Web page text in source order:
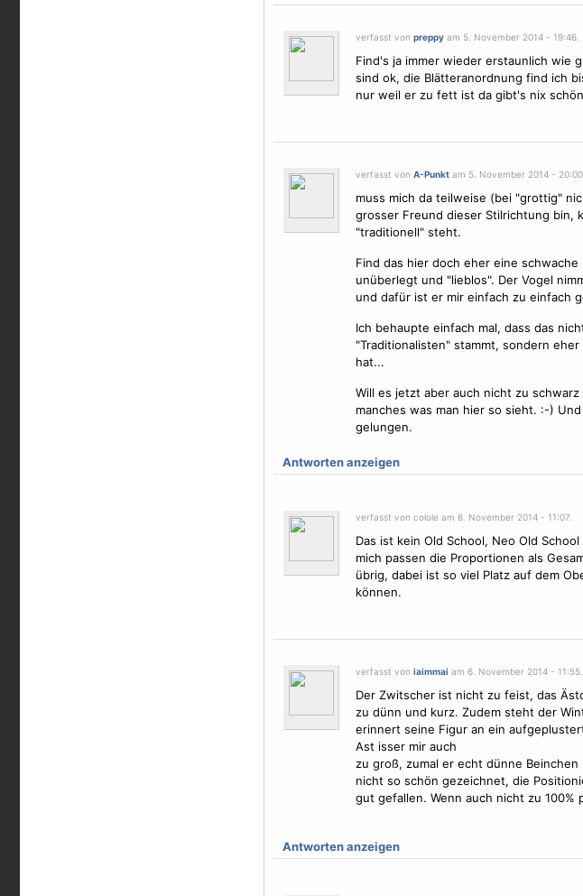
verfasst von preppyam 5. November 2014 - 19:46.
Find's ja immer wieder erstaunlich wie
sind ok, die Blätteranordnung find ich
nur weil er zu fett ist da gibt's nix
verfasst von A-Punktam 5. November 2014 - 20:00.
muss mich da teilweise (bei "grottig"
grosser Freund dieser Stilrichtung bin,
"traditionell" steht.
Find das hier doch eher eine
unüberlegt und "lieblos". Der Vogel
und dafür ist er mir einfach zu einfach
Ich behaupte einfach mal, dass das
"Traditionalisten" stammt, sondern
hat...
Will es jetzt aber auch nicht zu
manches was man hier so sieht. :-)
gelungen.
Antworten anzeigen
verfasst von colole am 6. November 2014 - 11:07.
Das ist kein Old School, Neo Old School
mich passen die Proportionen als
übrig, dabei ist so viel Platz auf dem
können.
verfasst von iaimmai am 6. November 2014 - 11:55.
Der Zwitscher ist nicht zu feist, das
zu dünn und kurz. Zudem steht der
erinnert seine Figur an ein
Ast isser mir auch
zu groß, zumal er echt dünne Beinchen
nicht so schön gezeichnet, die
gut gefallen. Wenn auch nicht zu 100%
Antworten anzeigen